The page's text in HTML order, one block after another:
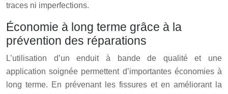
traces ni imperfections.
Économie à long terme grâce à la
prévention des réparations
L’utilisation d’un enduit à bande de qualité et une
application soignée permettent d’importantes économies à
long terme. En prévenant les fissures et en améliorant la